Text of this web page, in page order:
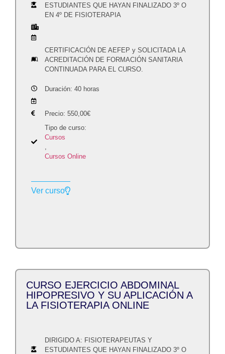
ESTUDIANTES QUE HAYAN FINALIZADO 3º O
EN 4º DE FISIOTERAPIA
CERTIFICACIÓN DE AEFEP y SOLICITADA LA
ACREDITACIÓN DE FORMACIÓN SANITARIA
CONTINUADA PARA EL CURSO.
Duración: 40 horas
Precio: 550,00€
Tipo de curso:
Cursos
Cursos Online
Ver curso
CURSO EJERCICIO ABDOMINAL
HIPOPRESIVO Y SU APLICACIÓN A
LA FISIOTERAPIA ONLINE
DIRIGIDO A: FISIOTERAPEUTAS Y
ESTUDIANTES QUE HAYAN FINALIZADO 3º O